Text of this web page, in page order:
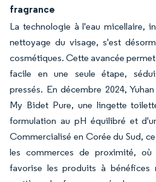
fragrance
La technologie à l'eau micellaire,
nettoyage du visage, s'est
cosmétiques. Cette avancée
facile en une seule étape,
pressés. En décembre 2024,
My Bidet Pure, une lingette
formulation au pH équilibré et
Commercialisé en Corée du Sud,
les commerces de proximité,
favorise les produits à bénéfices